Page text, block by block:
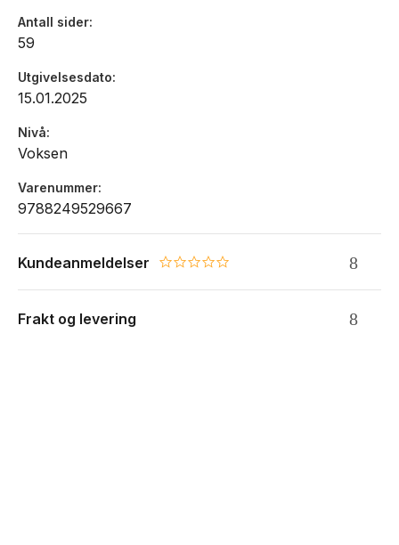
Antall sider
59
Utgivelsesdato
15.01.2025
Nivå
Voksen
Varenummer
9788249529667
Kundeanmeldelser 0.0 star rating
Frakt og levering